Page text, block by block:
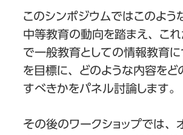
このシンポジウムではこのよう
中等教育の動向を踏まえ、こ
で一般教育としての情報教育に
を目標に、どのような内容をど
すべきかをパネル討論します。
その後のワークショップでは、